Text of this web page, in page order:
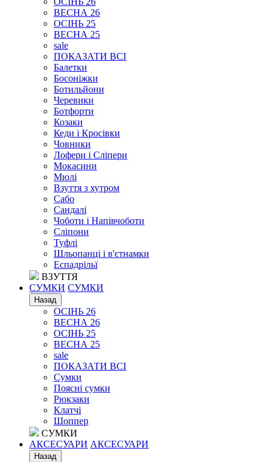
ВЕСНА 26
ОСІНЬ 25
ВЕСНА 25
sale
ПОКАЗАТИ ВСІ
Балетки
Босоніжки
Ботильйони
Черевики
Ботфорти
Козаки
Кеди і Кросівки
Човники
Лофери і Сліпери
Мокасини
Мюлі
Взуття з хутром
Сабо
Сандалі
Чоботи і Напівчоботи
Сліпони
Туфлі
Шльопанці і в'єтнамки
Еспадрільї
ВЗУТТЯ
СУМКИ СУМКИ
Назад
ОСІНЬ 26
ВЕСНА 26
ОСІНЬ 25
ВЕСНА 25
sale
ПОКАЗАТИ ВСІ
Сумки
Поясні сумки
Рюкзаки
Клатчі
Шоппер
СУМКИ
АКСЕСУАРИ АКСЕСУАРИ
Назад